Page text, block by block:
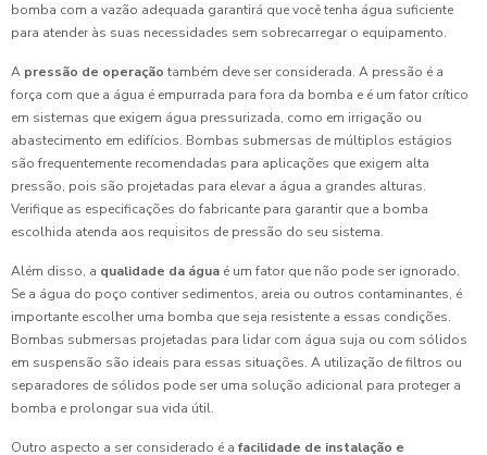
bomba com a vazão adequada garantirá que você tenha água suficiente
para atender às suas necessidades sem sobrecarregar o equipamento.
A pressão de operação também deve ser considerada. A pressão é a
força com que a água é empurrada para fora da bomba e é um fator crítico
em sistemas que exigem água pressurizada, como em irrigação ou
abastecimento em edifícios. Bombas submersas de múltiplos estágios
são frequentemente recomendadas para aplicações que exigem alta
pressão, pois são projetadas para elevar a água a grandes alturas.
Verifique as especificações do fabricante para garantir que a bomba
escolhida atenda aos requisitos de pressão do seu sistema.
Além disso, a qualidade da água é um fator que não pode ser ignorado.
Se a água do poço contiver sedimentos, areia ou outros contaminantes, é
importante escolher uma bomba que seja resistente a essas condições.
Bombas submersas projetadas para lidar com água suja ou com sólidos
em suspensão são ideais para essas situações. A utilização de filtros ou
separadores de sólidos pode ser uma solução adicional para proteger a
bomba e prolongar sua vida útil.
Outro aspecto a ser considerado é a facilidade de instalação e